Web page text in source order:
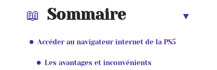
Sommaire
Accéder au navigateur internet de la PS5
Les avantages et inconvénients